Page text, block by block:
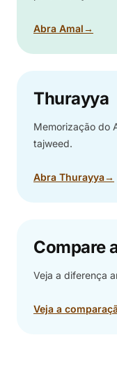
Abra Amal→
Thurayya
Memorização do
tajweed.
Abra Thurayya→
Compare
Veja a diferença
Veja a